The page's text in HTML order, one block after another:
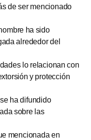
de ser mencionado
ha sido
alrededor del
lo relacionan con
y protección
ha difundido
sobre las
mencionada en